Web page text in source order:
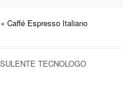
Caffé Espresso Italiano
TECNOLOGO